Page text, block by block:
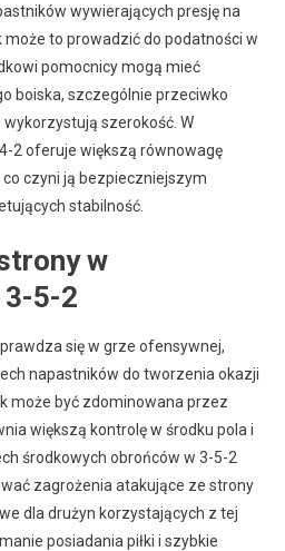
wywierających presję na
to prowadzić do podatności w
pomocnicy mogą mieć
boiska, szczególnie przeciwko
szerokość. W
2 oferuje większą równowagę
czyni ją bezpieczniejszym
stabilność.
w
3-5-2
się w grze ofensywnej,
napastników do tworzenia okazji
może być zdominowana przez
większą kontrolę w środku pola i
środkowych obrońców w 3-5-2
zagrożenia atakujące ze strony
dla drużyn korzystających z tej
posiadania piłki i szybkie